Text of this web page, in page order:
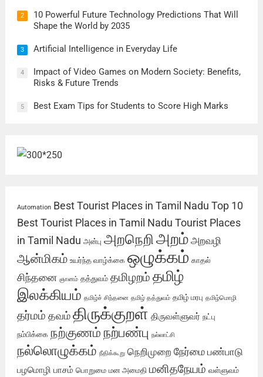
2
10 Powerful Future Technology Predictions That Will
Shape the World by 2035
3 Artificial Intelligence in Everyday Life
4
Impact of Video Games on Modern Society: Benefits,
Risks & Future Trends
5 Best Exam Tips for Students to Score High Marks
Automation Best Tourist Places in Tamil Nadu Top 10
Best Tourist Places in Tamil Nadu Tourist Places
in Tamil Nadu அன்பு அறநெறிஅறம் அறவழி
ஆன்மிகம் உயர்ந்த வாழ்க்கை ஒழுக்கம் காதல்
சிந்தனை ஞானம் தத்துவம் தமிழறம் தமிழ்
இலக்கியம் தமிழ்ச் சிந்தனை தமிழ் தத்துவம் தமிழ் மரபு தமிழ்மொழி
தர்மம் தவம்திருக்குறள் திருவள்ளுவர் நட்பு
நம்பிக்கை நற்குணம் நற்பண்பு நல்லாட்சி
நல்லொழுக்கம் நீதிக்கூறு நெறிமுறை நேர்மை பண்பாடு
பழமொழி பாசம் பொறுமை மன அமைதி மனிதநேயம் வள்ளுவம்